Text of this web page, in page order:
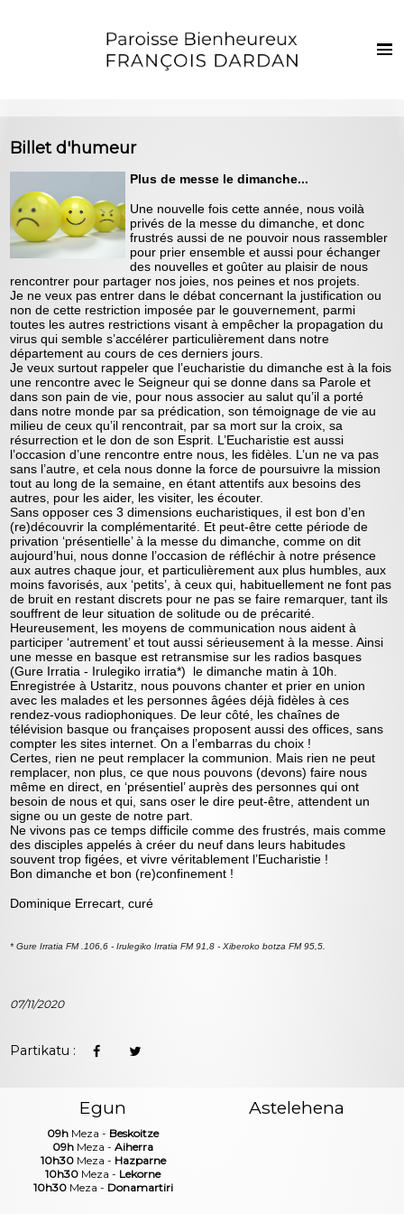
Ezkila dorre
Sakramenduak eta giristino bizia
Haurrak eta gazteak
Argazkiak
Harremanak
Billet d'humeur
Plus de messe le dimanche...
Une nouvelle fois cette année, nous voilà
privés de la messe du dimanche, et donc
frustrés aussi de ne pouvoir nous rassembler
pour prier ensemble et aussi pour échanger
des nouvelles et goûter au plaisir de nous
rencontrer pour partager nos joies, nos peines et nos projets.
Je ne veux pas entrer dans le débat concernant la justification ou
non de cette restriction imposée par le gouvernement, parmi
toutes les autres restrictions visant à empêcher la propagation du
virus qui semble s’accélérer particulièrement dans notre
département au cours de ces derniers jours.
Je veux surtout rappeler que l’eucharistie du dimanche est à la fois
une rencontre avec le Seigneur qui se donne dans sa Parole et
dans son pain de vie, pour nous associer au salut qu’il a porté
dans notre monde par sa prédication, son témoignage de vie au
milieu de ceux qu’il rencontrait, par sa mort sur la croix, sa
résurrection et le don de son Esprit. L’Eucharistie est aussi
l’occasion d’une rencontre entre nous, les fidèles. L’un ne va pas
sans l’autre, et cela nous donne la force de poursuivre la mission
tout au long de la semaine, en étant attentifs aux besoins des
autres, pour les aider, les visiter, les écouter.
Sans opposer ces 3 dimensions eucharistiques, il est bon d’en
(re)découvrir la complémentarité. Et peut-être cette période de
privation ‘présentielle’ à la messe du dimanche, comme on dit
aujourd’hui, nous donne l’occasion de réfléchir à notre présence
aux autres chaque jour, et particulièrement aux plus humbles, aux
moins favorisés, aux ‘petits’, à ceux qui, habituellement ne font pas
de bruit en restant discrets pour ne pas se faire remarquer, tant ils
souffrent de leur situation de solitude ou de précarité.
Heureusement, les moyens de communication nous aident à
participer ‘autrement’ et tout aussi sérieusement à la messe. Ainsi
une messe en basque est retransmise sur les radios basques
(Gure Irratia - Irulegiko irratia*) le dimanche matin à 10h.
Enregistrée à Ustaritz, nous pouvons chanter et prier en union
avec les malades et les personnes âgées déjà fidèles à ces
rendez-vous radiophoniques. De leur côté, les chaînes de
télévision basque ou françaises proposent aussi des offices, sans
compter les sites internet. On a l’embarras du choix !
Certes, rien ne peut remplacer la communion. Mais rien ne peut
remplacer, non plus, ce que nous pouvons (devons) faire nous
même en direct, en ‘présentiel’ auprès des personnes qui ont
besoin de nous et qui, sans oser le dire peut-être, attendent un
signe ou un geste de notre part.
Ne vivons pas ce temps difficile comme des frustrés, mais comme
des disciples appelés à créer du neuf dans leurs habitudes
souvent trop figées, et vivre véritablement l’Eucharistie !
Bon dimanche et bon (re)confinement !
Dominique Errecart, curé
* Gure Irratia FM .106,6 - Irulegiko Irratia FM 91,8 - Xiberoko botza FM 95,5.
07/11/2020
Partikatu :
Egun
09h Meza - Beskoitze
09h Meza -Aiherra
10h30Meza - Hazparne
10h30 Meza - Lekorne
10h30Meza - Donamartiri
Astelehena